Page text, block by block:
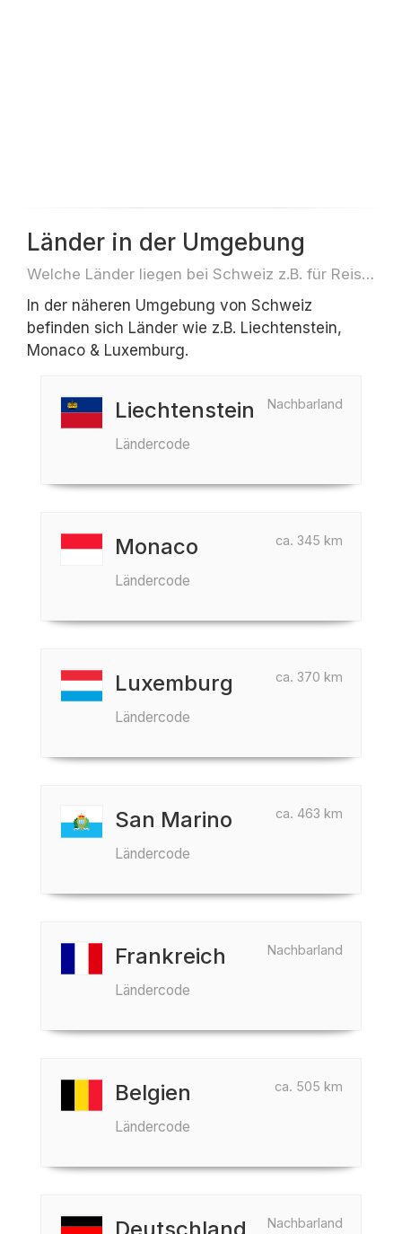
Länder in der Umgebung
Welche Länder liegen bei Schweiz z.B. für Reisen oder Flüge
In der näheren Umgebung von Schweiz
befinden sich Länder wie z.B. Liechtenstein,
Monaco & Luxemburg.
Nachbarland
Liechtenstein
Ländercode
ca. 345 km
Monaco
Ländercode
ca. 370 km
Luxemburg
Ländercode
ca. 463 km
San Marino
Ländercode
Nachbarland
Frankreich
Ländercode
ca. 505 km
Belgien
Ländercode
Nachbarland